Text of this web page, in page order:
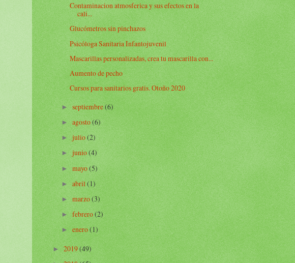
Contaminacion atmosferica y sus efectos en la
cali...
Glucómetros sin pinchazos
Psicóloga Sanitaria Infantojuvenil
Mascarillas personalizadas, crea tu mascarilla con...
Aumento de pecho
Cursos para sanitarios gratis. Otoño 2020
►septiembre(6)
►agosto(6)
►julio(2)
►junio(4)
►mayo(5)
►abril(1)
►marzo(3)
►febrero(2)
►enero(1)
►2019(49)